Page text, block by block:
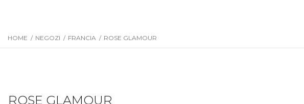
HOME / NEGOZI / FRANCIA / ROSE GLAMOUR
ROSE GLAMOUR